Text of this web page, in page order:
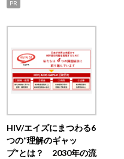
PR
HIV/エイズにまつわる6
つの“理解のギャッ
プ”とは？ 2030年の流